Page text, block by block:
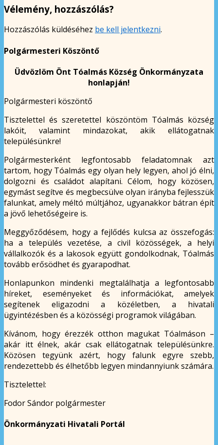
Vélemény, hozzászólás?
Hozzászólás küldéséhez be kell jelentkezni.
Polgármesteri Köszöntő
Üdvözlöm Önt Tóalmás Község Önkormányzata
honlapján!
Polgármesteri köszöntő
Tisztelettel és szeretettel köszöntöm Tóalmás község
lakóit, valamint mindazokat, akik ellátogatnak
településünkre!
Polgármesterként legfontosabb feladatomnak azt
tartom, hogy Tóalmás egy olyan hely legyen, ahol jó élni,
dolgozni és családot alapítani. Célom, hogy közösen,
egymást segítve és megbecsülve olyan irányba fejlesszük
falunkat, amely méltó múltjához, ugyanakkor bátran épít
a jövő lehetőségeire is.
Meggyőződésem, hogy a fejlődés kulcsa az összefogás:
ha a település vezetése, a civil közösségek, a helyi
vállalkozók és a lakosok együtt gondolkodnak, Tóalmás
tovább erősödhet és gyarapodhat.
Honlapunkon mindenki megtalálhatja a legfontosabb
híreket, eseményeket és információkat, amelyek
segítenek eligazodni a közéletben, a hivatali
ügyintézésben és a közösségi programok világában.
Kívánom, hogy érezzék otthon magukat Tóalmáson –
akár itt élnek, akár csak ellátogatnak településünkre.
Közösen tegyünk azért, hogy falunk egyre szebb,
rendezettebb és élhetőbb legyen mindannyiunk számára.
Tisztelettel:
Fodor Sándor polgármester
Önkormányzati Hivatali Portál